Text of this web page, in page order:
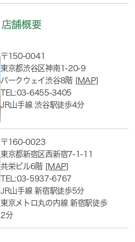
店舗概要
〒150-0041
東京都渋谷区神南1-20-9
パークウェイ渋谷8階 [MAP]
TEL:03-6455-3405
JR山手線 渋谷駅徒歩4分
〒160-0023
東京都新宿区西新宿7-1-11
共栄ビル6階 [MAP]
TEL:03-5937-6767
JR山手線 新宿駅徒歩5分
東京メトロ丸の内線 新宿駅徒歩
2分